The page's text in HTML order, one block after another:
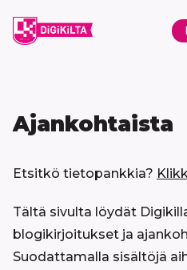
sisältöön
Ajankohtaista
Etsitkö tietopankkia?
Tältä sivulta löydät
blogikirjoitukset ja
Suodattamalla sisältöjä